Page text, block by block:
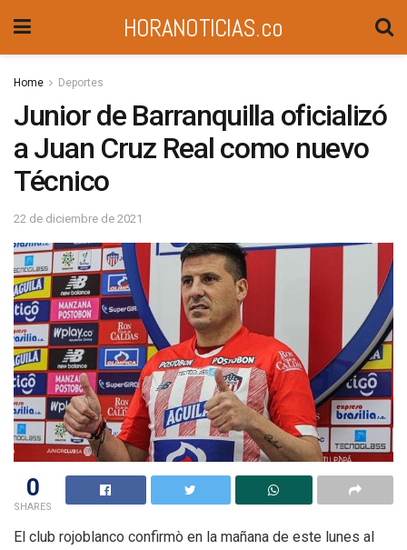
HORANOTICIAS.co
Home Deportes
Junior de Barranquilla oficializó
a Juan Cruz Real como nuevo
Técnico
22 de diciembre de 2021
0
SHARES
El club rojoblanco confirmò en la mañana de este lunes al